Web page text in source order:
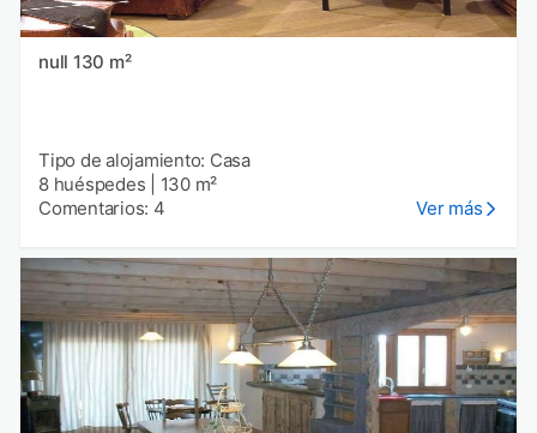
null 130 m²
Tipo de alojamiento: Casa
8 huéspedes
130 m²
Comentarios: 4
Ver más